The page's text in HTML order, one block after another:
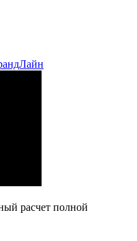
расчет полной